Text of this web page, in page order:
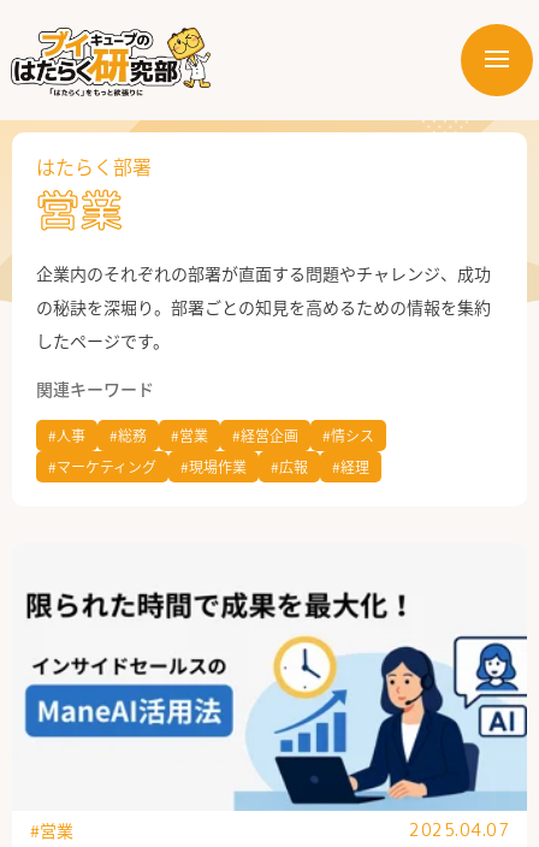
メ
ー
はたらく部署
はたらく課題
はたらく製品・サービス
はたらく部署
営業
企業内のそれぞれの部署が直面する問題やチャレンジ、成功
の秘訣を深堀り。部署ごとの知見を高めるための情報を集約
したページです。
関連キーワード
#人事 #総務 #営業 #経営企画
#情シス
#マーケティング
#現場作業 #広報 #経理
#営業 2025.04.07